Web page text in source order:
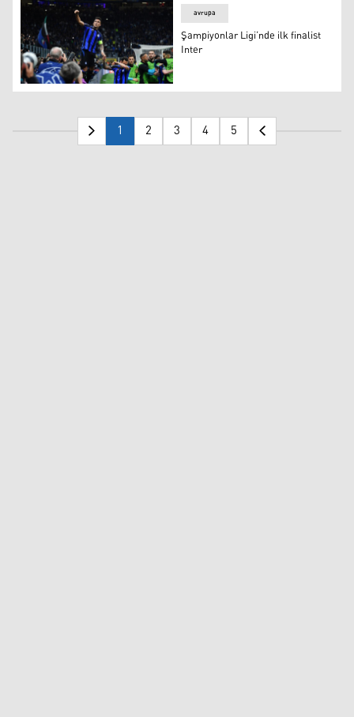
Şampiyonlar Ligi’nde ilk finalist Inter
avrupa
Şampiyonlar Ligi’nde ilk finalist
Inter
1 2 3 4 5